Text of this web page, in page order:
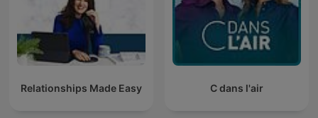
Relationships Made Easy C dans l'air